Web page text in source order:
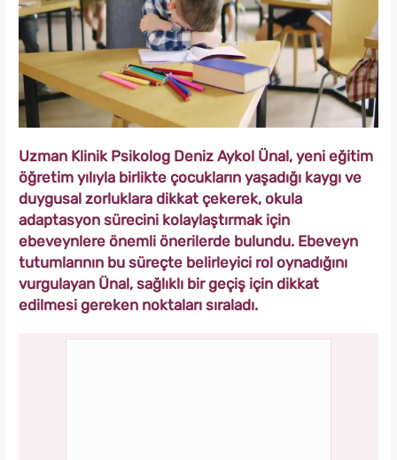
Uzman Klinik Psikolog Deniz Aykol Ünal, yeni eğitim
öğretim yılıyla birlikte çocukların yaşadığı kaygı ve
duygusal zorluklara dikkat çekerek, okula
adaptasyon sürecini kolaylaştırmak için
ebeveynlere önemli önerilerde bulundu. Ebeveyn
tutumlarının bu süreçte belirleyici rol oynadığını
vurgulayan Ünal, sağlıklı bir geçiş için dikkat
edilmesi gereken noktaları sıraladı.